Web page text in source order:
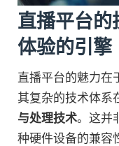
直播平台的
体验的引擎
直播平台的魅力在
其复杂的技术体系
与处理技术。这并
种硬件设备的兼容